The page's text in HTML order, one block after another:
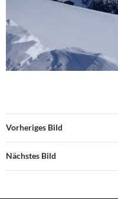
Vorheriges Bild
Nächstes Bild